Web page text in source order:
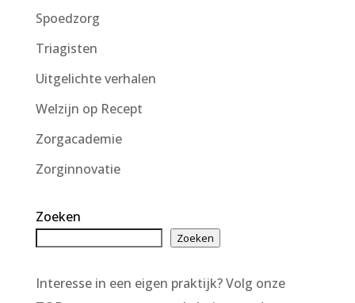
Spoedzorg
Triagisten
Uitgelichte verhalen
Welzijn op Recept
Zorgacademie
Zorginnovatie
Zoeken
Zoeken
Interesse in een eigen praktijk? Volg onze